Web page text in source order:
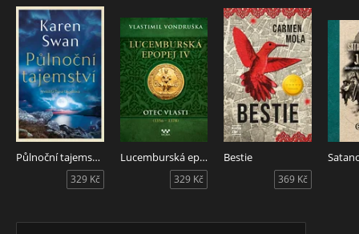
ocitá tváří v tvář nepříteli. Vaří kávu lidem, jimiž opovrhuje.
Píše dopisy pro netvory, kteří povraždili její rodinu. Každou
chvíli může být odhalena... Dokáže splnit nebezpečný úkol a
zachránit tisíce životů?
Další emocemi nabitý román Ellie Midwoodové z období
druhé světové války vypráví neuvěřitelný, a přesto skutečný
příběh Dory Schaulové, jedné z nejodvážnějších žen historie,
která riskovala vlastní život tím, že se postavila tváří v tvář
nepříteli.
Půlnoční tajemství
329 Kč
Lucemburská epopej IV - Otec vlasti (1356-1378)
329 Kč
Bestie
369 Kč